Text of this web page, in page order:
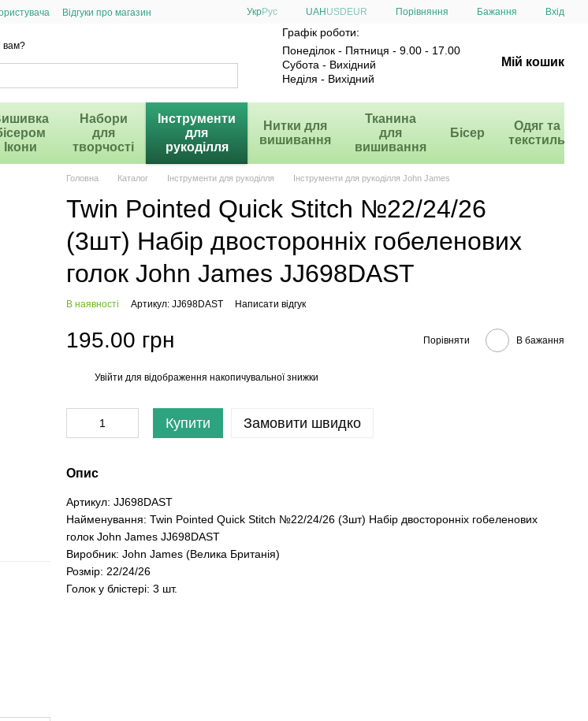
Відгуки про магазин
УкрРус UAH USD EUR Порівняння Бажання Вхід
вам?
Графік роботи:
Понеділок - Пятниця - 9.00 - 17.00
Субота - Вихідний
Неділя - Вихідний
Мій кошик
Ікони
Набори
для
творчості
Інструменти
для
рукоділля
Нитки для
вишивання
Тканина
для
вишивання
Бісер
Одяг та
текстиль
Головна Каталог Інструменти для рукоділля Інструменти для рукоділля John James
Twin Pointed Quick Stitch №22/24/26
(3шт) Набір двосторонніх гобеленових
голок John James JJ698DAST
В наявності Артикул: JJ698DAST Написати відгук
195.00 грн Порівняти В бажання
Увійти для відображення накопичувальної знижки
Купити Замовити швидко
Опис
Артикул: JJ698DAST
Найменування: Twin Pointed Quick Stitch №22/24/26 (3шт) Набір двосторонніх гобеленових
голок John James JJ698DAST
Виробник: John James (Велика Британія)
Розмір: 22/24/26
Голок у блістері: 3 шт.